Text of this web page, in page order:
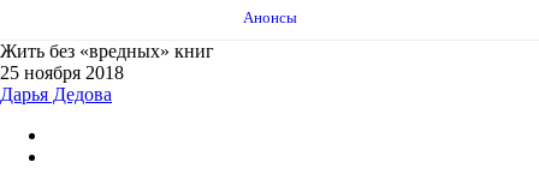
Анонсы
Жить без «вредных» книг
25 ноября 2018
Дарья Дедова